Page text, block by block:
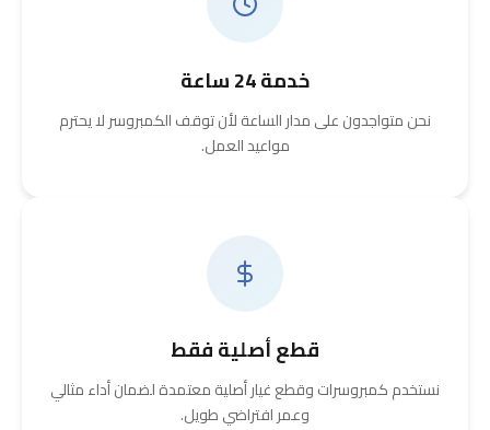
خدمة 24 ساعة
نحن متواجدون على مدار الساعة لأن توقف الكمبروسر لا يحترم
مواعيد العمل.
قطع أصلية فقط
نستخدم كمبروسرات وقطع غيار أصلية معتمدة لضمان أداء مثالي
وعمر افتراضي طويل.